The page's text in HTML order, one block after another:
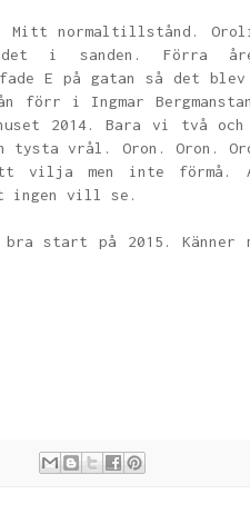
Mitt normaltillstånd.
i sanden. Förra
E på gatan så det blev
förr i Ingmar
2014. Bara vi två och
tysta vrål. Oron. Oron.
vilja men inte förmå.
ingen vill se.
start på 2015. Känner